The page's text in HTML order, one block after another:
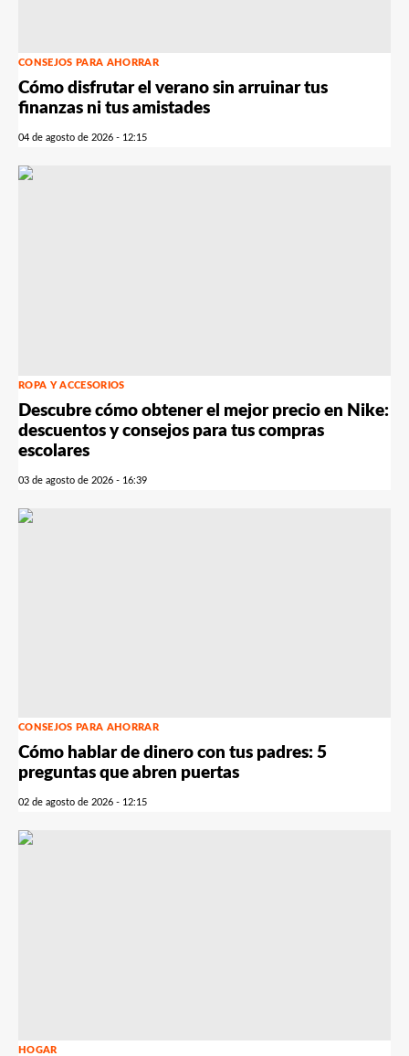
CONSEJOS PARA AHORRAR
Cómo disfrutar el verano sin arruinar tus
finanzas ni tus amistades
04 de agosto de 2026 - 12:15
ROPA Y ACCESORIOS
Descubre cómo obtener el mejor precio en Nike:
descuentos y consejos para tus compras
escolares
03 de agosto de 2026 - 16:39
CONSEJOS PARA AHORRAR
Cómo hablar de dinero con tus padres: 5
preguntas que abren puertas
02 de agosto de 2026 - 12:15
HOGAR